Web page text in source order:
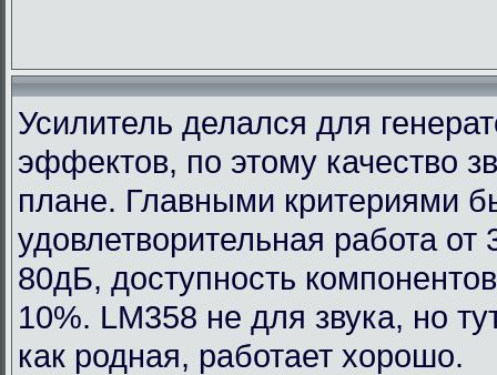
Усилитель делался для
эффектов, по этому качество
плане. Главными критериями
удовлетворительная работа
80дБ, доступность
10%. LM358 не для звука, но
как родная, работает хорошо.